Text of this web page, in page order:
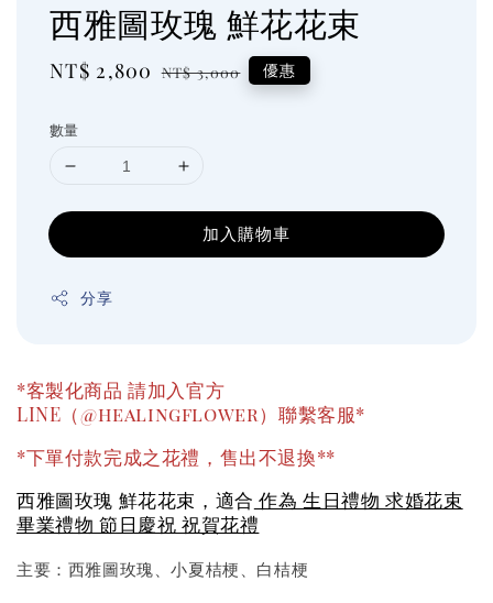
西雅圖玫瑰 鮮花花束
Sale
NT$ 2,800 Regular
NT$ 3,000 優惠
數量
加入購物車
分享
*客製化商品 請加入官方
LINE（@healingflower）聯繫客服*
*下單付款完成之花禮，售出不退換**
西雅圖玫瑰 鮮花花束，適合 作為 生日禮物 求婚花束
畢業禮物 節日慶祝 祝賀花禮
主要：西雅圖玫瑰、小夏桔梗、白桔梗